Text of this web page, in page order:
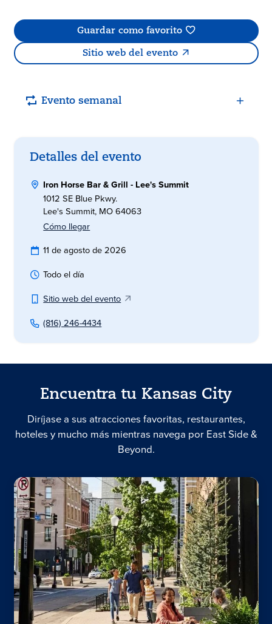
Guardar como favorito
Sitio web del evento
Evento semanal
Detalles del evento
Iron Horse Bar & Grill - Lee's Summit
1012 SE Blue Pkwy.
Lee's Summit, MO 64063
Cómo llegar
11 de agosto de 2026
Todo el día
Sitio web del evento
(816) 246-4434
Encuentra tu Kansas City
Diríjase a sus atracciones favoritas, restaurantes,
hoteles y mucho más mientras navega por East Side &
Beyond.